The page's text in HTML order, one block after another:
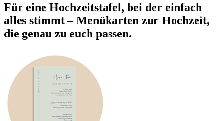
Für eine Hochzeitstafel, bei der einfach
alles stimmt – Menükarten zur Hochzeit,
die genau zu euch passen.